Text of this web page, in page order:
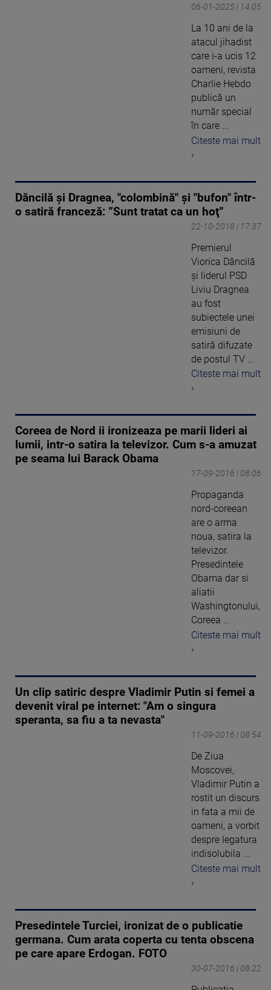
06-01-2025 | 14:05
La 10 ani de la
atacul jihadist
care i-a ucis 12
oameni, revista
Charlie Hebdo
publică un
număr special
în care ...
Citeste mai mult
›
Dăncilă şi Dragnea, "colombină" şi "bufon" într-
o satiră franceză: ”Sunt tratat ca un hoţ”
22-10-2018 | 17:37
Premierul
Viorica Dăncilă
şi liderul PSD
Liviu Dragnea
au fost
subiectele unei
emisiuni de
satiră difuzate
de postul TV ...
Citeste mai mult
›
Coreea de Nord ii ironizeaza pe marii lideri ai
lumii, intr-o satira la televizor. Cum s-a amuzat
pe seama lui Barack Obama
17-09-2016 | 08:06
Propaganda
nord-coreean
are o arma
noua, satira la
televizor.
Presedintele
Obama dar si
aliatii
Washingtonului,
Coreea ...
Citeste mai mult
›
Un clip satiric despre Vladimir Putin si femei a
devenit viral pe internet: "Am o singura
speranta, sa fiu a ta nevasta"
11-09-2016 | 08:54
De Ziua
Moscovei,
Vladimir Putin a
rostit un discurs
in fata a mii de
oameni, a vorbit
despre legatura
indisolubila ...
Citeste mai mult
›
Presedintele Turciei, ironizat de o publicatie
germana. Cum arata coperta cu tenta obscena
pe care apare Erdogan. FOTO
30-07-2016 | 08:22